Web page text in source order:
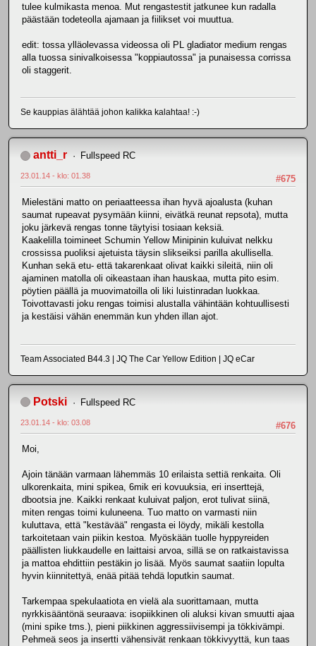
tulee kulmikasta menoa. Mut rengastestit jatkunee kun radalla
päästään todeteolla ajamaan ja fiilikset voi muuttua.
edit: tossa ylläolevassa videossa oli PL gladiator medium rengas
alla tuossa sinivalkoisessa "koppiautossa" ja punaisessa corrissa
oli staggerit.
Se kauppias älähtää johon kalikka kalahtaa! :-)
antti_r Fullspeed RC
#675
23.01.14 - klo: 01.38
Mielestäni matto on periaatteessa ihan hyvä ajoalusta (kuhan
saumat rupeavat pysymään kiinni, eivätkä reunat repsota), mutta
joku järkevä rengas tonne täytyisi tosiaan keksiä.
Kaakelilla toimineet Schumin Yellow Minipinin kuluivat nelkku
crossissa puoliksi ajetuista täysin slikseiksi parilla akullisella.
Kunhan sekä etu- että takarenkaat olivat kaikki sileitä, niin oli
ajaminen matolla oli oikeastaan ihan hauskaa, mutta pito esim.
pöytien päällä ja muovimatoilla oli liki luistinradan luokkaa.
Toivottavasti joku rengas toimisi alustalla vähintään kohtuullisesti
ja kestäisi vähän enemmän kun yhden illan ajot.
Team Associated B44.3 | JQ The Car Yellow Edition | JQ eCar
Potski Fullspeed RC
#676
23.01.14 - klo: 03.08
Moi,
Ajoin tänään varmaan lähemmäs 10 erilaista settiä renkaita. Oli
ulkorenkaita, mini spikea, 6mik eri kovuuksia, eri inserttejä,
dbootsia jne. Kaikki renkaat kuluivat paljon, erot tulivat siinä,
miten rengas toimi kuluneena. Tuo matto on varmasti niin
kuluttava, että "kestävää" rengasta ei löydy, mikäli kestolla
tarkoitetaan vain piikin kestoa. Myöskään tuolle hyppyreiden
päällisten liukkaudelle en laittaisi arvoa, sillä se on ratkaistavissa
ja mattoa ehdittiin pestäkin jo lisää. Myös saumat saatiin lopulta
hyvin kiinnitettyä, enää pitää tehdä loputkin saumat.
Tarkempaa spekulaatiota en vielä ala suorittamaan, mutta
nyrkkisääntönä seuraava: isopiikkinen oli aluksi kivan smuutti ajaa
(mini spike tms.), pieni piikkinen aggressiivisempi ja tökkivämpi.
Pehmeä seos ja insertti vähensivät renkaan tökkivyyttä, kun taas